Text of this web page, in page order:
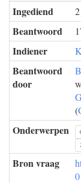
Ingediend
Beantwoord
Indiener
Beantwoord
door
(
Onderwerpen
Bron vraag